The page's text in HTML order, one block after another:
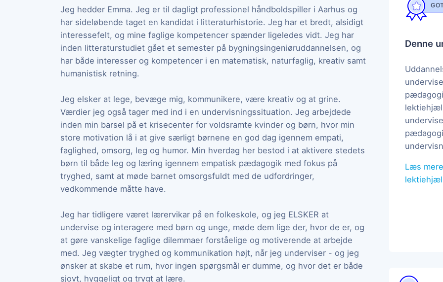
Jeg hedder Emma. Jeg er til dagligt professionel håndboldspiller i Aarhus og
har sideløbende taget en kandidat i litteraturhistorie. Jeg har et bredt, alsidigt
interessefelt, og mine faglige kompetencer spænder ligeledes vidt. Jeg har
inden litteraturstudiet gået et semester på bygningsingeniøruddannelsen, og
har både interesser og kompetencer i en matematisk, naturfaglig, kreativ samt
humanistisk retning.
Jeg elsker at lege, bevæge mig, kommunikere, være kreativ og at grine.
Værdier jeg også tager med ind i en undervisningssituation. Jeg arbejdede
inden min barsel på et krisecenter for voldsramte kvinder og børn, hvor min
store motivation lå i at give særligt børnene en god dag igennem empati,
faglighed, omsorg, leg og humor. Min hverdag her bestod i at aktivere stedets
børn til både leg og læring igennem empatisk pædagogik med fokus på
tryghed, samt at møde barnet omsorgsfuldt med de udfordringer,
vedkommende måtte have.
Jeg har tidligere været lærervikar på en folkeskole, og jeg ELSKER at
undervise og interagere med børn og unge, møde dem lige der, hvor de er, og
at gøre vanskelige faglige dilemmaer forståelige og motiverende at arbejde
med. Jeg vægter tryghed og kommunikation højt, når jeg underviser - og jeg
ønsker at skabe et rum, hvor ingen spørgsmål er dumme, og hvor det er både
sjovt, hyggeligt og trygt at lære.
Denne
Læs